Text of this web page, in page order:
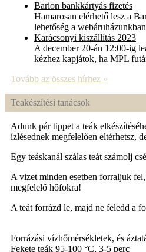
Barion bankkártyás fizetés
Hamarosan elérhető lesz a
lehetőség a
Karácsonyi kiszállítás 2023
A december 20-án 12:00-ig
kézhez kapjátok, ha MPL
Tovább az összes hírhez »
Teakészítési tanácsok
Adunk pár tippet a teák
ízlésednek megfelelően eltérhetsz,
Egy teáskanál szálas teát számolj
A vizet minden esetben forraljuk
megfelelő hőfokra!
A teát forrázd le, majd ne feledd a
Forrázási vízhőmérsékletek, és
Fekete teák 95-100 °C, 3-5 perc